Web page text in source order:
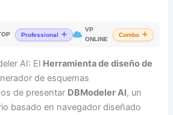
Professional
VP
ONLINE
Combo
AI: El Herramienta de diseño de
de esquemas
de presentar DBModeler AI, un
basado en navegador diseñado